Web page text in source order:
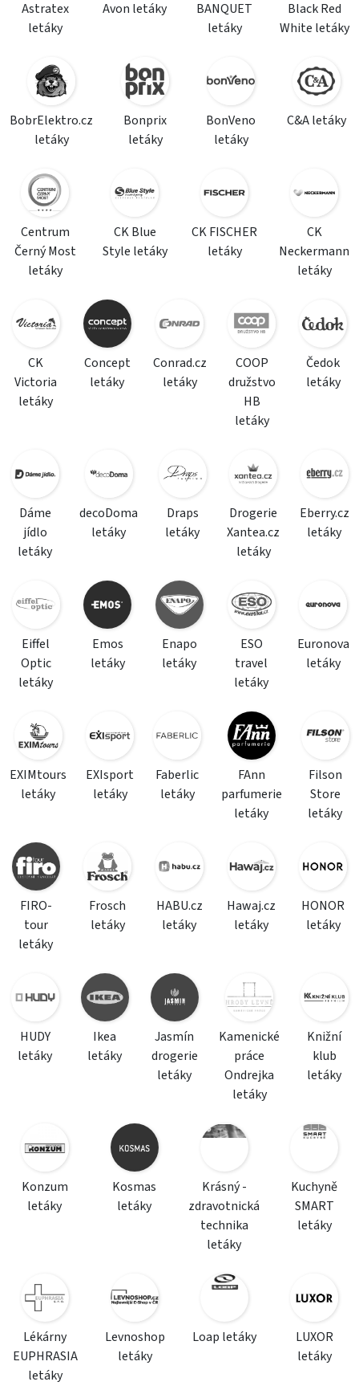
Astratex
letáky
Avon letáky
BANQUET
letáky
Black Red
White letáky
BobrElektro.cz
letáky
Bonprix
letáky
BonVeno
letáky
C&A letáky
Centrum
Černý Most
letáky
CK Blue
Style letáky
CK FISCHER
letáky
CK
Neckermann
letáky
CK
Victoria
letáky
Concept
letáky
Conrad.cz
letáky
COOP
družstvo
HB
letáky
Čedok
letáky
Dáme
jídlo
letáky
decoDoma
letáky
Draps
letáky
Drogerie
Xantea.cz
letáky
Eberry.cz
letáky
Eiffel
Optic
letáky
Emos
letáky
Enapo
letáky
ESO
travel
letáky
Euronova
letáky
EXIMtours
letáky
EXIsport
letáky
Faberlic
letáky
FAnn
parfumerie
letáky
Filson
Store
letáky
FIRO-
tour
letáky
Frosch
letáky
HABU.cz
letáky
Hawaj.cz
letáky
HONOR
letáky
HUDY
letáky
Ikea
letáky
Jasmín
drogerie
letáky
Kamenické
práce
Ondrejka
letáky
Knižní
klub
letáky
Konzum
letáky
Kosmas
letáky
Krásný -
zdravotnická
technika
letáky
Kuchyně
SMART
letáky
Lékárny
EUPHRASIA
letáky
Levnoshop
letáky
Loap letáky
LUXOR
letáky